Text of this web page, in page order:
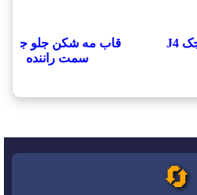
قاب مه شکن جلو جک J4
سمت راننده
🔄